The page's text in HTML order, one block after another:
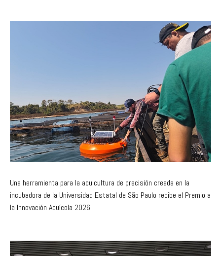
Una herramienta para la acuicultura de precisión creada en la
incubadora de la Universidad Estatal de São Paulo recibe el Premio a
la Innovación Acuícola 2026